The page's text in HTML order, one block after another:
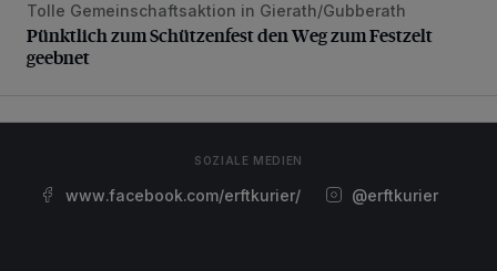
Pünktlich zum Schützenfest den Weg zum Festzelt
Tolle Gemeinschaftsaktion in Gierath/Gubberath
Pünktlich zum Schützenfest den Weg zum Festzelt
geebnet
SOZIALE MEDIEN
www.facebook.com/erftkurier/ @erftkurier